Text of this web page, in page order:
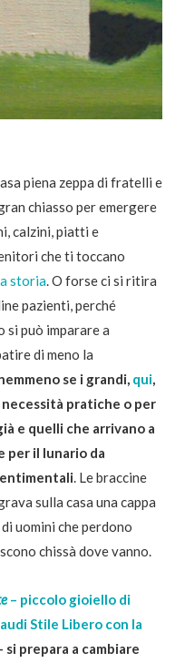
piena zeppa di fratelli e
chiasso per emergere
calzini, piatti e
che ti toccano
storia . O forse ci si ritira
pazienti, perché
si può imparare a
di meno la
se i grandi, qui
pratiche o per
e quelli che arrivano a
per il lunario da
. Le braccine
sulla casa una cappa
uomini che perdono
chissà dove vanno.
– piccolo gioiello di
Stile Libero con la
si prepara a cambiare